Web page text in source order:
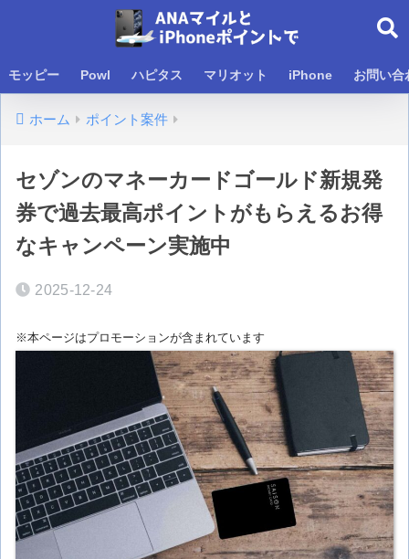
モッピー Powl ハピタス マリオット iPhone お問い合
ホーム ポイント案件
セゾンのマネーカードゴールド新規発
券で過去最高ポイントがもらえるお得
なキャンペーン実施中
2025-12-24
※本ページはプロモーションが含まれています